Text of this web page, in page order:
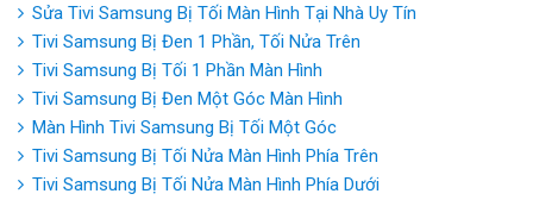
Sửa Tivi Samsung Bị Tối Màn Hình Tại Nhà Uy Tín
Tivi Samsung Bị Đen 1 Phần, Tối Nửa Trên
Tivi Samsung Bị Tối 1 Phần Màn Hình
Tivi Samsung Bị Đen Một Góc Màn Hình
Màn Hình Tivi Samsung Bị Tối Một Góc
Tivi Samsung Bị Tối Nửa Màn Hình Phía Trên
Tivi Samsung Bị Tối Nửa Màn Hình Phía Dưới